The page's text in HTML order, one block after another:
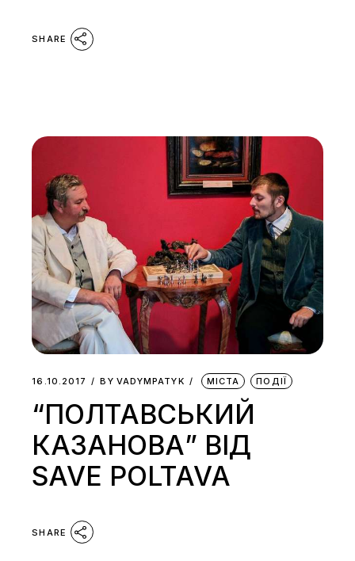
SHARE
16.10.2017 BY VADYMPATYK МІСТА ПОДІЇ
“ПОЛТАВСЬКИЙ
КАЗАНОВА” ВІД
SAVE POLTAVA
SHARE